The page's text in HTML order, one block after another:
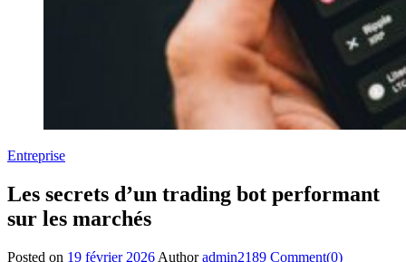
Entreprise
Les secrets d’un trading bot performant
sur les marchés
Posted on 19 février 2026 Author admin2189 Comment(0)